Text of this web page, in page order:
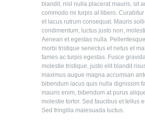
blandit, nisl nulla placerat mauris, sit
commodo mi turpis at libero.
et lacus rutrum consequat. Mauris
condimentum, luctus justo non,
Aenean et egestas nulla.
morbi tristique senectus et netus et
fames ac turpis egestas. Fusce
molestie tristique, justo elit blandit
maximus augue magna accumsan
bibendum lacus quis nulla dignissim
mauris enim, bibendum at purus
molestie tortor. Sed faucibus et tellus
Sed fringilla malesuada luctus.